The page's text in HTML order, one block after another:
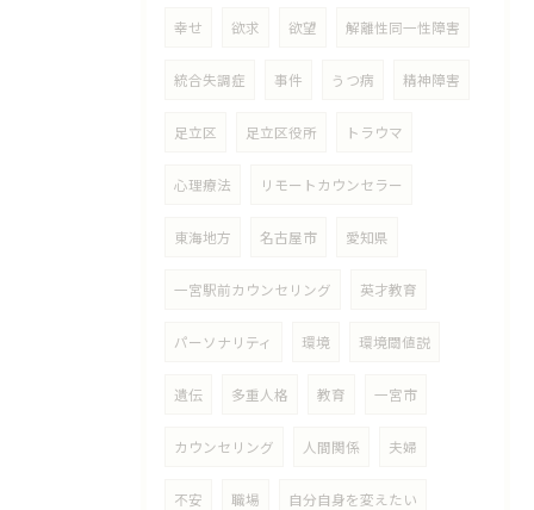
幸せ 欲求 欲望 解離性同一性障害
統合失調症 事件 うつ病 精神障害
足立区 足立区役所 トラウマ
心理療法 リモートカウンセラー
東海地方 名古屋市 愛知県
一宮駅前カウンセリング 英才教育
パーソナリティ 環境 環境閾値説
遺伝 多重人格 教育 一宮市
カウンセリング 人間関係 夫婦
不安 職場 自分自身を変えたい